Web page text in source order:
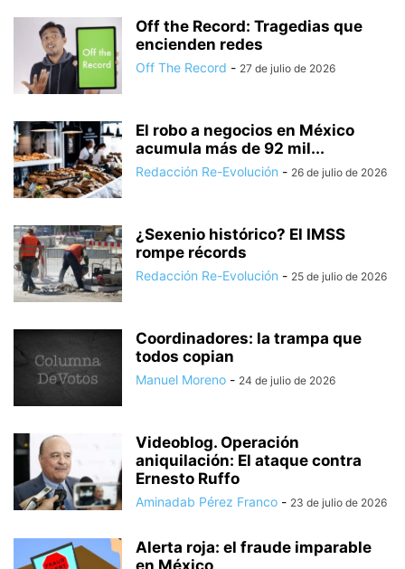
Off the Record: Tragedias que
encienden redes
Off The Record - 27 de julio de 2026
El robo a negocios en México
acumula más de 92 mil...
Redacción Re-Evolución - 26 de julio de 2026
¿Sexenio histórico? El IMSS
rompe récords
Redacción Re-Evolución - 25 de julio de 2026
Coordinadores: la trampa que
todos copian
Manuel Moreno - 24 de julio de 2026
Videoblog. Operación
aniquilación: El ataque contra
Ernesto Ruffo
Aminadab Pérez Franco - 23 de julio de 2026
Alerta roja: el fraude imparable
en México